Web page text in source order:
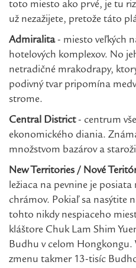
toto miesto ako prvé, je tu
už nezažijete, pretože táto
Admiralita- miesto veľkých
hotelových komplexov. No
netradičné mrakodrapy,
podivný tvar pripomína
strome.
Central District- centrum
ekonomického diania.
množstvom bazárov a
New Territories / Nové
ležiaca na pevnine je
chrámov. Pokiaľ sa nasýtite
tohto nikdy nespiaceho
kláštore Chuk Lam Shim
Budhu v celom Hongkongu.
zmenu takmer 13-tisíc